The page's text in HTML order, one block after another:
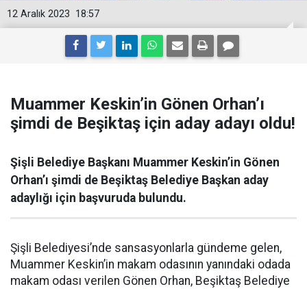
18:57
12 Aralık 2023
Muammer Keskin’in Gönen Orhan’ı
şimdi de Beşiktaş için aday adayı oldu!
Şişli Belediye Başkanı Muammer Keskin’in Gönen
Orhan’ı şimdi de Beşiktaş Belediye Başkan aday
adaylığı için başvuruda bulundu.
Şişli Belediyesi’nde sansasyonlarla gündeme gelen,
Muammer Keskin’in makam odasının yanındaki odada
makam odası verilen Gönen Orhan, Beşiktaş Belediye